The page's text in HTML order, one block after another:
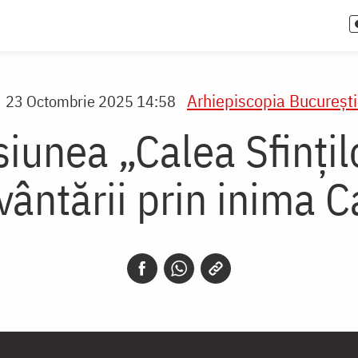
23 Octombrie 2025 14:58 Arhiepiscopia
„Calea
prin inima